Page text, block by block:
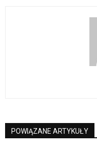
POWIĄZANE ARTYKUŁY